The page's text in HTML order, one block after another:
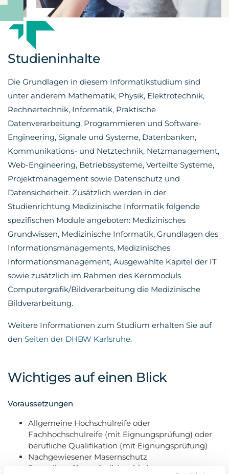
Studieninhalte
Die Grundlagen in diesem Informatikstudium sind
unter anderem Mathematik, Physik, Elektrotechnik,
Rechnertechnik, Informatik, Praktische
Datenverarbeitung, Programmieren und Software-
Engineering, Signale und Systeme, Datenbanken,
Kommunikations- und Netztechnik, Netzmanagement,
Web-Engineering, Betriebssysteme, Verteilte Systeme,
Projektmanagement sowie Datenschutz und
Datensicherheit. Zusätzlich werden in der
Studienrichtung Medizinische Informatik folgende
spezifischen Module angeboten: Medizinisches
Grundwissen, Medizinische Informatik, Grundlagen des
Informationsmanagements, Medizinisches
Informationsmanagement, Ausgewählte Kapitel der IT
sowie zusätzlich im Rahmen des Kernmoduls
Computergrafik/Bildverarbeitung die Medizinische
Bildverarbeitung.
Weitere Informationen zum Studium erhalten Sie auf
den Seiten der DHBW Karlsruhe.
Wichtiges auf einen Blick
Voraussetzungen
Allgemeine Hochschulreife oder
Fachhochschulreife (mit Eignungsprüfung) oder
berufliche Qualifikation (mit Eignungsprüfung)
Nachgewiesener Masernschutz
Das sollten Sie zusätzlich mitbringen: